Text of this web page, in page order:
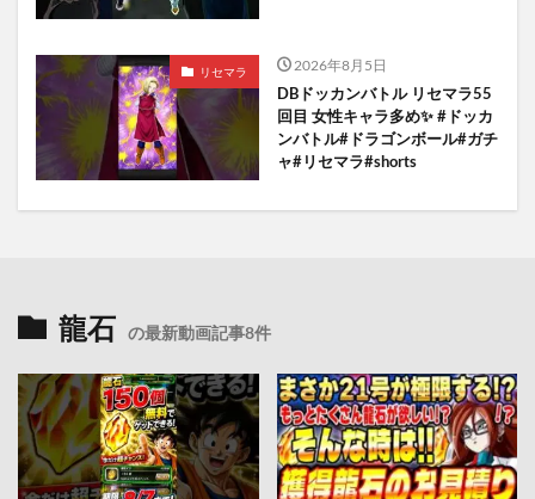
リセマラ 2026年8月5日
DBドッカンバトル リセマラ55
回目 女性キャラ多め✨️ #ドッカ
ンバトル#ドラゴンボール#ガチ
ャ#リセマラ#shorts
龍石 の最新動画記事8件